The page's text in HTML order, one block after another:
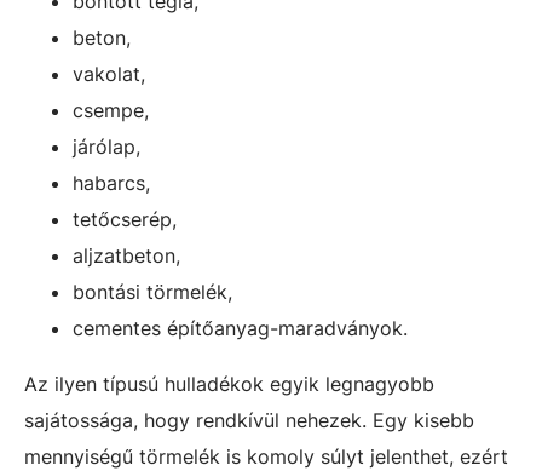
beton,
vakolat,
csempe,
járólap,
habarcs,
tetőcserép,
aljzatbeton,
bontási törmelék,
cementes építőanyag-maradványok.
Az ilyen típusú hulladékok egyik legnagyobb
sajátossága, hogy rendkívül nehezek. Egy kisebb
mennyiségű törmelék is komoly súlyt jelenthet, ezért